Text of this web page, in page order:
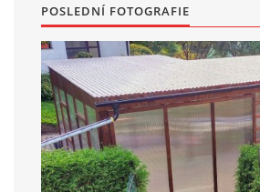
POSLEDNÍ FOTOGRAFIE